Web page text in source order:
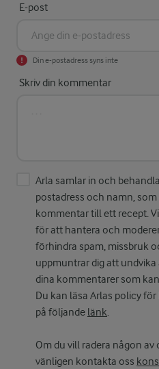
E-post
Din e-postadress syns inte
Skriv din kommentar
Arla samlar in och
postadress och namn,
kommentar till ett recept.
för att hantera och
förhindra spam, missbruk
uppmuntrar dig att
dina kommentarer som
Du kan läsa Arlas policy
på följande länk.
Om du vill radera någon
vänligen kontakta oss